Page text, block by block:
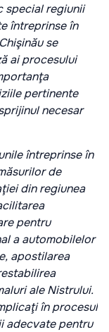
special regiunii
întreprinse în
se
ai procesului
pertinente
necesar
întreprinse în
de
din regiunea
pentru
a automobilelor
apostilarea
ale Nistrului.
în procesul
adecvate pentru